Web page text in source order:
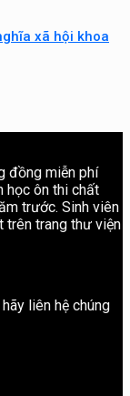
xã hội khoa
đồng miễn phí
học ôn thi chất
trước. Sinh viên
trên trang thư viện
liên hệ chúng